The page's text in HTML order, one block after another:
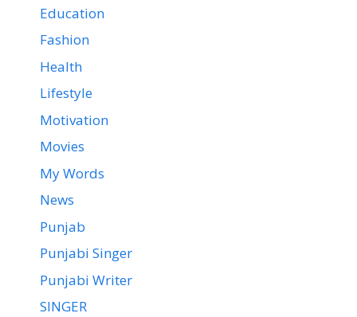
Education
Fashion
Health
Lifestyle
Motivation
Movies
My Words
News
Punjab
Punjabi Singer
Punjabi Writer
SINGER